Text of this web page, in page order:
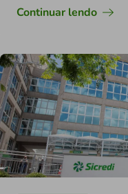
Continuar lendo